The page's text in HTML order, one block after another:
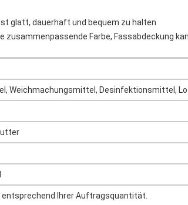
glatt, dauerhaft und bequem zu halten
zusammenpassende Farbe, Fassabdeckung
Weichmachungsmittel, Desinfektionsmittel,
entsprechend Ihrer Auftragsquantität.